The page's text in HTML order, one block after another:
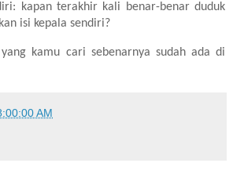
kapan terakhir kali benar-benar duduk
isi kepala sendiri?
kamu cari sebenarnya sudah ada di
AM